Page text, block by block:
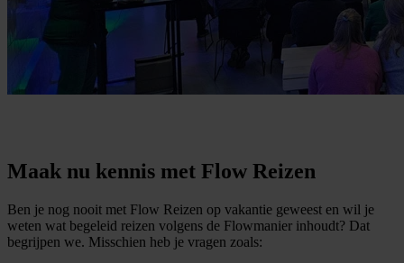
Maak nu kennis met Flow Reizen
Ben je nog nooit met Flow Reizen op vakantie geweest en wil je
weten wat begeleid reizen volgens de Flowmanier inhoudt? Dat
begrijpen we. Misschien heb je vragen zoals: